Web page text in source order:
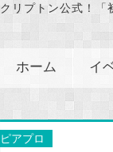
クリプトン公式！「
ホーム イ
ピアプロ